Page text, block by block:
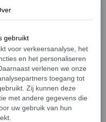
isim İlber Ortaylı’nın
merkezinde yer alan ve
anlatan önemli bir çalışma…
gebruikt
voor verkeersanalyse, het
en het personaliseren
verlenen we onze
toegang tot
Zij kunnen deze
met andere gegevens die
uw gebruik van hun